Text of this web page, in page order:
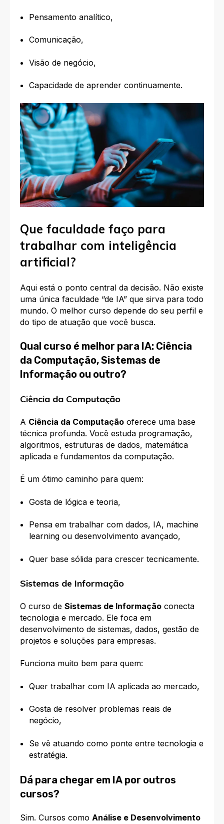
Pensamento analítico,
Comunicação,
Visão de negócio,
Capacidade de aprender continuamente.
Que faculdade faço para
trabalhar com inteligência
artificial?
Aqui está o ponto central da decisão. Não existe
uma única faculdade “de IA” que sirva para todo
mundo. O melhor curso depende do seu perfil e
do tipo de atuação que você busca.
Qual curso é melhor para IA: Ciência
da Computação, Sistemas de
Informação ou outro?
Ciência da Computação
A Ciência da Computação oferece uma base
técnica profunda. Você estuda programação,
algoritmos, estruturas de dados, matemática
aplicada e fundamentos da computação.
É um ótimo caminho para quem:
Gosta de lógica e teoria,
Pensa em trabalhar com dados, IA, machine
learning ou desenvolvimento avançado,
Quer base sólida para crescer tecnicamente.
Sistemas de Informação
O curso de Sistemas de Informação conecta
tecnologia e mercado. Ele foca em
desenvolvimento de sistemas, dados, gestão de
projetos e soluções para empresas.
Funciona muito bem para quem:
Quer trabalhar com IA aplicada ao mercado,
Gosta de resolver problemas reais de
negócio,
Se vê atuando como ponte entre tecnologia e
estratégia.
Dá para chegar em IA por outros
cursos?
Sim. Cursos como Análise e Desenvolvimento